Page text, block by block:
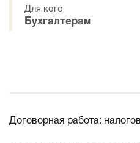
Для кого
Бухгалтерам
Договорная работа: